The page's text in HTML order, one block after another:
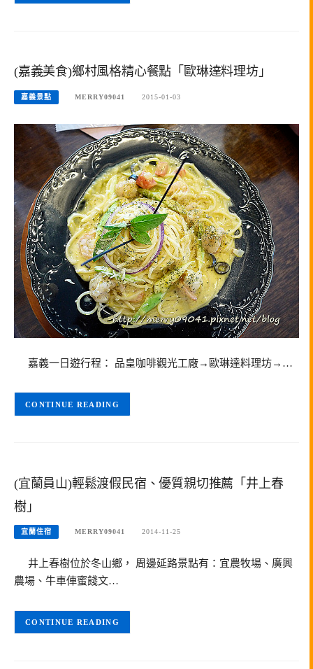
(嘉義美食)鄉村風格精心餐點「歐琳達料理坊」
嘉義景點 MERRY09041 2015-01-03
嘉義一日遊行程： 品皇咖啡觀光工廠→歐琳達料理坊→…
CONTINUE READING
(宜蘭員山)輕鬆渡假民宿、優質親切推薦「井上春
樹」
宜蘭住宿 MERRY09041 2014-11-25
井上春樹位於冬山鄉， 周邊延路景點有：宜農牧場、廣興
農場、牛車俥蜜餞文…
CONTINUE READING